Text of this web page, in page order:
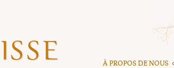
À PROPOS DE NOUS